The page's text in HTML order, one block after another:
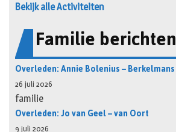
Bekijk alle Activiteiten
Familie berichten
Overleden: Annie Bolenius – Berkelmans
26 juli 2026
familie
Overleden: Jo van Geel – van Oort
9 juli 2026